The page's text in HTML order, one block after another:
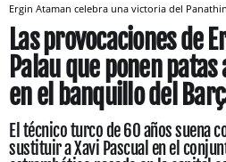
Ergin Ataman celebra una victoria del
Las provocaciones de
Palau que ponen
en el banquillo del
El técnico turco de 60 años suena
sustituir a Xavi Pascual en el